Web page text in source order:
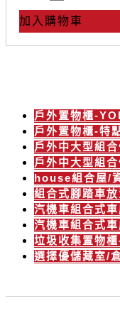
加入購物車
戶外置物櫃-
戶外置物櫃-特
戶外中大型組
戶外中大型組
house組合屋/
組合式腳踏車
汽機車組合式
汽機車組合式
垃圾收集置物
選擇優儲藏室/